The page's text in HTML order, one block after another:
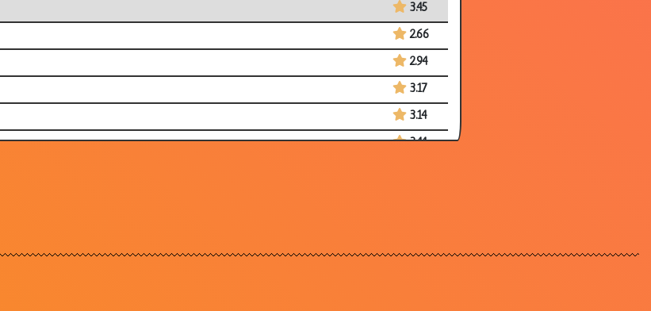
3.45
2.66
2.94
3.17
3.14
3.44
3.05